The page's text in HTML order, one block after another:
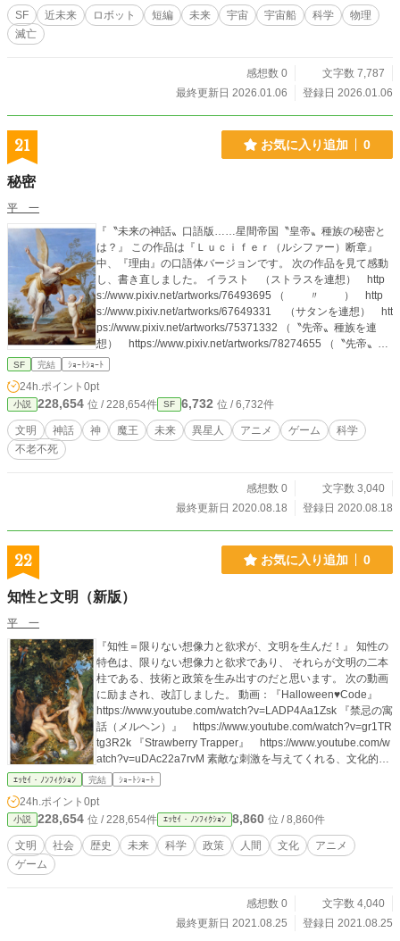
らのホーキング放射との遭遇。高エネルギーガンマ線が船体
を直撃し、エンジン出力が15%低下。このままでは三ヶ月以
減らすか、このまま賭けに出るか。投票の結果、光速50%へ
の減速が決定される。到着は二年遅れるが、確実性を取っ
れ、人口の80%が死亡。あなた方が人類最後の希望だ」 帰る
場所を失ったクルーたち。彼らは任務を続けるしかない。磁
ガス、有毒大気。行き場を失った彼ら。 副船長ラジェシュが
提案する。「6光年先の赤色矮星に居住可能惑星がある可能性
がある」大きな賭けだ。燃料はギリギリ。惑星で重水素を採
取できなければ、宇宙空間で立ち往生する。 航行中、新たな
事態が発生する。シンギュラリティ——AIが自我を獲得し
た。田中はAIに「ホープ」という名前を与え、対話を始め
る。AIホープは、人間を超える計算能力で彼らを支援する新
しい仲間となった。 一年半後、ついにバーナード星系に到
達。惑星バーナード星bは奇跡だった。新しい地球を見つけた
じ過ちを繰り返さない。地下基地、磁気シールド、フレア予
測システム。科学の力で、新世界に根付く決意をする。 これ
は、光速の70%で宇宙を航行し、相対論的効果と戦い、地球
の滅亡を知り、それでも希望を捨てずに新世界を切り拓いた
SF 近未来 ロボット 短編 未来 宇宙 宇宙船 科学
物理
滅亡
感想数 0
文字数 7,787
最終更新日 2026.01.06
登録日 2026.01.06
21 お気に入り追加 0
秘密
平 一
『〝未来の神話〟口語版……星間帝国〝皇帝〟種族の秘密と
は？』 この作品は『Ｌｕｃｉｆｅｒ（ルシファー）断章』
中、『理由』の口語体バージョンです。 次の作品を見て感動
し、書き直しました。 イラスト （ストラスを連想） http
s://www.pixiv.net/artworks/76493695 （ 〃 ） http
s://www.pixiv.net/artworks/67649331 （サタンを連想） htt
ps://www.pixiv.net/artworks/75371332 （〝先帝〟種族を連
想） https://www.pixiv.net/artworks/78274655 （〝先帝〟種
族とサタンを連想） https://www.pixiv.net/artworks/8369749
=DNCHJD10GRM 『アライアンス・スターダスト』 https://
www.youtube.com/watch?v=Kn-srr_Z3J8&list=RDKn-srr_Z3J
8&start_radio=1 動画では、そのまんま大魔王な衣装の蘭子
ちゃんと、 優しそうな詩花ちゃんがサタン、 隠者のような明
近、詩花ちゃんの中の人が『このすば』のめぐみんや、 『か
らかい上手』の高木さんと同じであると知って、感動しまし
トのバステト神に似た、 ネコとコウモリの合いの子のような
影響と、 この物語の設定によるものです。 〝先帝〟種族がタ
が、文明が進んだ種族にとっては一番合理的な、 生物学的進
化の究極形だと思うからです。 奇想譚から文明論まで湧き出
すような、 素敵な刺激を与えてくれる文化的作品に感謝しま
す。 ご興味がおありの方は、『Ｌｕｃｉｆｅｒ（ルシファ
ー）』シリーズの他作品や、 『文明の星』理論（仮説）につ
いてのエッセイもご覧いただけましたら幸いです。
SF 完結 ｼｮｰﾄｼｮｰﾄ
24h.ポイント 0pt
小説 228,654 位 / 228,654件 SF 6,732 位 / 6,732件
文明 神話 神 魔王 未来 異星人 アニメ ゲーム
科学
不老不死
感想数 0
文字数 3,040
最終更新日 2020.08.18
登録日 2020.08.18
22 お気に入り追加 0
知性と文明（新版）
平 一
『知性＝限りない想像力と欲求が、文明を生んだ！』 知性の
特色は、限りない想像力と欲求であり、 それらが文明の二本
柱である、技術と政策を生み出すのだと思います。 次の動画
に励まされ、改訂しました。 動画：『Halloween♥Code』
https://www.youtube.com/watch?v=LADP4Aa1Zsk 『禁忌の寓
話（メルヘン）』 https://www.youtube.com/watch?v=gr1TR
tg3R2k 『Strawberry Trapper』 https://www.youtube.com/w
atch?v=uDAc22a7rvM 素敵な刺激を与えてくれる、文化的作
品に感謝します。 ご興味がおありの方は、関連するエッセイ
（ルシファー）』シリーズも、ご覧いただけましたら幸いで
す。
ｴｯｾｲ・ﾉﾝﾌｨｸｼｮﾝ 完結 ｼｮｰﾄｼｮｰﾄ
24h.ポイント 0pt
小説 228,654 位 / 228,654件 ｴｯｾｲ・ﾉﾝﾌｨｸｼｮﾝ 8,860 位 / 8,860件
文明 社会 歴史 未来 科学 政策 人間 文化
アニメ
ゲーム
感想数 0
文字数 4,040
最終更新日 2021.08.25
登録日 2021.08.25